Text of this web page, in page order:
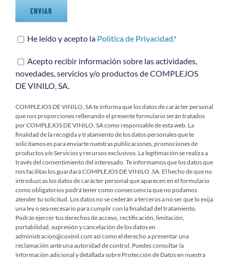
He leído y acepto la Política de Privacidad.*
Acepto recibir información sobre las actividades,
novedades, servicios y/o productos de COMPLEJOS
DE VINILO, SA.
COMPLEJOS DE VINILO, SA te informa que los datos de carácter personal
que nos proporciones rellenando el presente formulario serán tratados
por COMPLEJOS DE VINILO, SA como responsable de esta web. La
finalidad de la recogida y tratamiento de los datos personales que te
solicitamos es para enviarte nuestras publicaciones, promociones de
productos y/o Servicios y recursos exclusivos. La legitimación se realiza a
través del consentimiento del interesado. Te informamos que los datos que
nos facilitas los guardará COMPLEJOS DE VINILO, SA. El hecho de que no
introduzcas los datos de carácter personal que aparecen en el formulario
como obligatorios podrá tener como consecuencia que no podamos
atender tu solicitud. Los datos no se cederán a terceros a no ser que lo exija
una ley o sea necesario para cumplir con la finalidad del tratamiento.
Podrás ejercer tus derechos de acceso, rectificación, limitación,
portabilidad, supresión y cancelación de los datos en
administracion@covinil.com así como el derecho a presentar una
reclamación ante una autoridad de control. Puedes consultar la
información adicional y detallada sobre Protección de Datos en nuestra